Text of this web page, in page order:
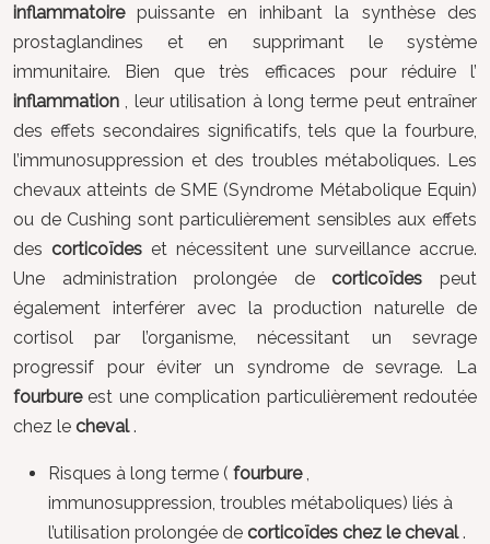
inflammatoirepuissante en inhibant la synthèse des
prostaglandines et en supprimant le système
immunitaire. Bien que très efficaces pour réduire l’
inflammation
, leur utilisation à long terme peut entraîner
des effets secondaires significatifs, tels que la fourbure,
l’immunosuppression et des troubles métaboliques. Les
chevaux atteints de SME (Syndrome Métabolique Equin)
ou de Cushing sont particulièrement sensibles aux effets
des corticoïdes et nécessitent une surveillance accrue.
Une administration prolongée de corticoïdespeut
également interférer avec la production naturelle de
cortisol par l’organisme, nécessitant un sevrage
progressif pour éviter un syndrome de sevrage. La
fourbureest une complication particulièrement redoutée
chez le cheval.
Risques à long terme ( fourbure
immunosuppression, troubles métaboliques) liés à
l’utilisation prolongée de corticoïdes chez le cheval.